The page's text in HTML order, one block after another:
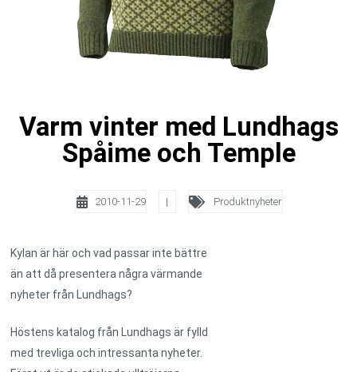
Varm vinter med Lundhags
Spåime och Temple
2010-11-29 | Produktnyheter
Kylan är här och vad passar inte bättre
än att då presentera några värmande
nyheter från Lundhags?
Höstens katalog från Lundhags är fylld
med trevliga och intressanta nyheter.